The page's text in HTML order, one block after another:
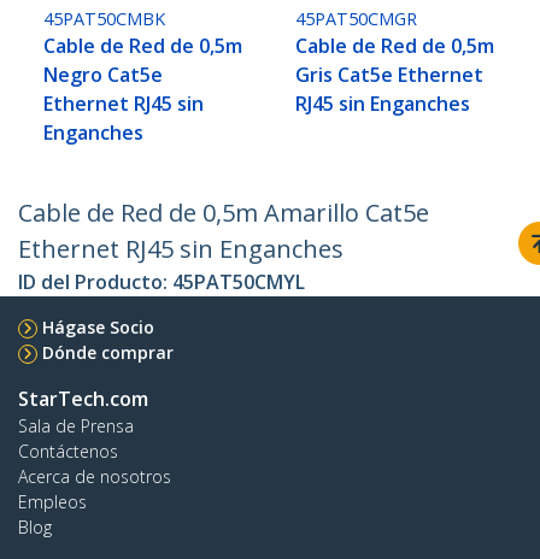
45PAT50CMBK
Cable de Red de 0,5m
Negro Cat5e
Ethernet RJ45 sin
Enganches
45PAT50CMGR
Cable de Red de 0,5m
Gris Cat5e Ethernet
RJ45 sin Enganches
Cable de Red de 0,5m Amarillo Cat5e
Ethernet RJ45 sin Enganches
ID del Producto: 45PAT50CMYL
Hágase Socio
Dónde comprar
StarTech.com
Sala de Prensa
Contáctenos
Acerca de nosotros
Empleos
Blog